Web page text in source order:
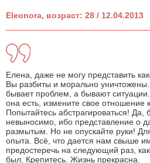
Eleonora, возраст: 28 / 12.04.2013
Елена, даже не могу представить
Вы разбиты и морально
бывает проблем, а бывают
она есть, измените свое отношение
Попытайтесь абстрагироваться! Да,
невыносимо, ибо представление о
размытым. Но не опускайте руки!
опыта. Всё, что дается нам свыше
предостеречь на следующий раз,
был. Крепитесь. Жизнь прекрасна.